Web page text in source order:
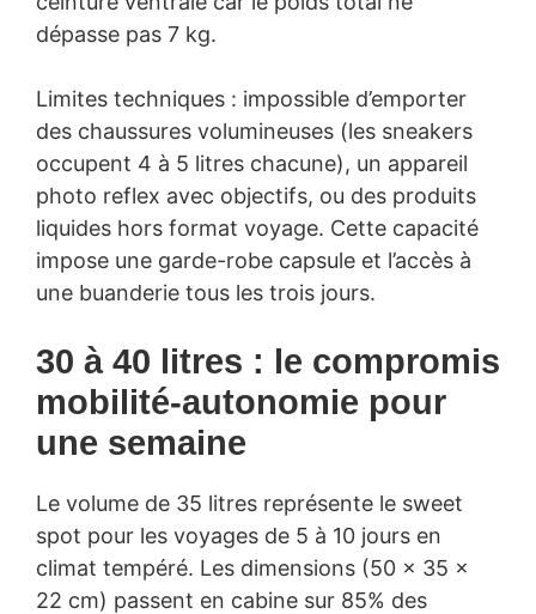
dépasse pas 7 kg.
Limites techniques : impossible d’emporter
des chaussures volumineuses (les sneakers
occupent 4 à 5 litres chacune), un appareil
photo reflex avec objectifs, ou des produits
liquides hors format voyage. Cette capacité
impose une garde-robe capsule et l’accès à
une buanderie tous les trois jours.
30 à 40 litres : le compromis
mobilité-autonomie pour
une semaine
Le volume de 35 litres représente le sweet
spot pour les voyages de 5 à 10 jours en
climat tempéré. Les dimensions (50 × 35 ×
22 cm) passent en cabine sur 85% des